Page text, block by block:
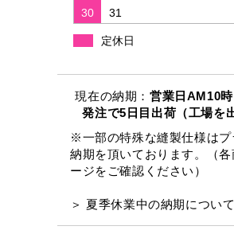
30
31
定休日
現在の納期： 営業日AM10
発注で5日目出荷（工場を
※一部の特殊な縫製仕様はプ
納期を頂いております。（各
ージをご確認ください）
＞ 夏季休業中の納期について